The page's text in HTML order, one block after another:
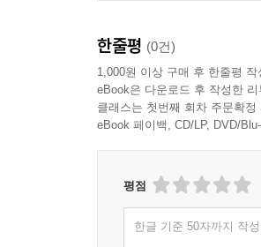
한줄평 (0건)
1,000원 이상 구매 후 한줄평 작
eBook은 다운로드 후 작성한
클래스는 첫번째 회차 주문확
eBook 페이백, CD/LP, DVD/
평점
한글 기준 50자까지 작